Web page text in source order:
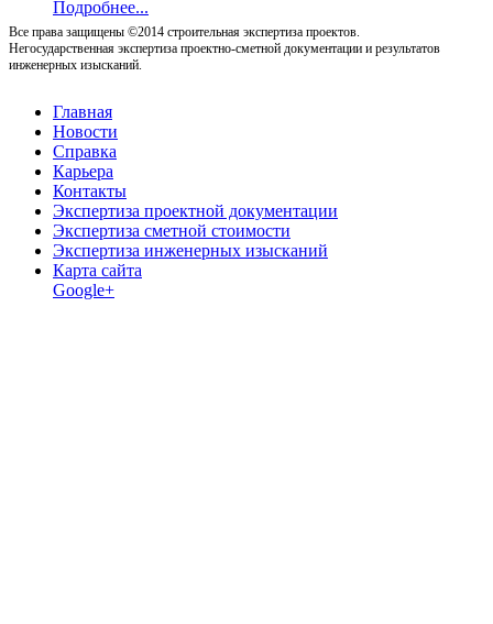
Подробнее...
Все права защищены ©2014 строительная экспертиза проектов.
Негосударственная экспертиза проектно-сметной документации и результатов
инженерных изысканий.
Главная
Новости
Справка
Карьера
Контакты
Экспертиза проектной документации
Экспертиза сметной стоимости
Экспертиза инженерных изысканий
Карта сайта
Google+